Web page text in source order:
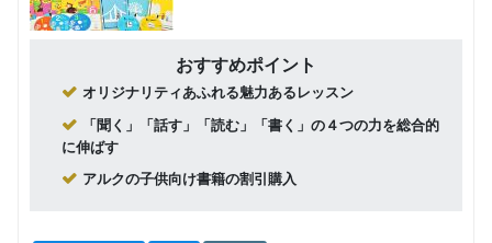
小５～小
法）
子供向け
9,000円(税込) / 月
回数：4 / 1セッション120分
中学生
（翻訳・
文法・教
TOEIC 英検
12,000円(税込) / 月
おすすめポイント
オリジナリティあふれる魅力あるレッスン
「聞く」「話す」「読む」「書く」の４つの力を総合的
に伸ばす
アルクの子供向け書籍の割引購入